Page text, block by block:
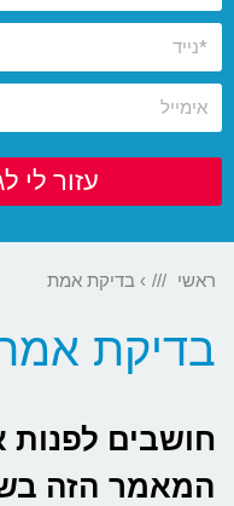
עזור לי
ראשי › בדיקת אמת
בדיקת
חושבים
המאמר הזה